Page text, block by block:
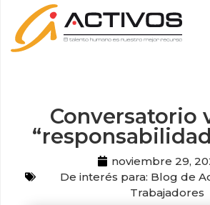
Skip to content
Conversatorio
noviembre 29,
De interés para: Blog de
Trabajadores